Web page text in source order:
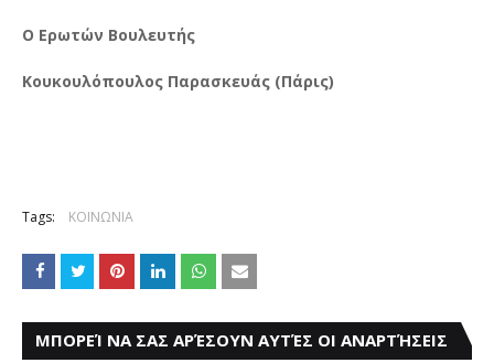
Ο Ερωτών Βουλευτής
Κουκουλόπουλος Παρασκευάς (Πάρις)
Tags: ΚΟΙΝΩΝΙΑ
ΜΠΟΡΕΊ ΝΑ ΣΑΣ ΑΡΈΣΟΥΝ ΑΥΤΈΣ ΟΙ ΑΝΑΡΤΉΣΕΙΣ